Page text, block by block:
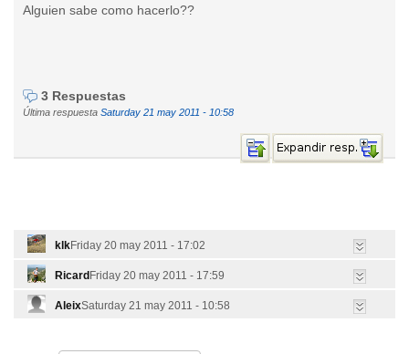
Alguien sabe como hacerlo??
3 Respuestas
Última respuesta Saturday 21 may 2011 - 10:58
klkFriday 20 may 2011 - 17:02
Ricard Friday 20 may 2011 - 17:59
AleixSaturday 21 may 2011 - 10:58